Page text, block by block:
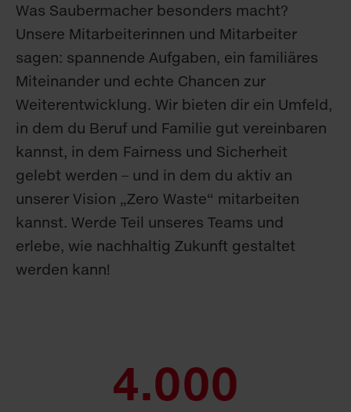
Was Saubermacher besonders macht?
Unsere Mitarbeiterinnen und Mitarbeiter
sagen: spannende Aufgaben, ein familiäres
Miteinander und echte Chancen zur
Weiterentwicklung. Wir bieten dir ein Umfeld,
in dem du Beruf und Familie gut vereinbaren
kannst, in dem Fairness und Sicherheit
gelebt werden – und in dem du aktiv an
unserer Vision „Zero Waste“ mitarbeiten
kannst. Werde Teil unseres Teams und
erlebe, wie nachhaltig Zukunft gestaltet
werden kann!
4.000